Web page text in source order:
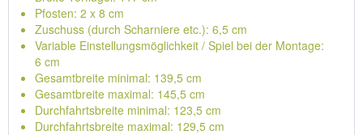
Pfosten: 2 x 8 cm
Zuschuss (durch Scharniere etc.): 6,5 cm
Variable Einstellungsmöglichkeit / Spiel bei der Montage:
6 cm
Gesamtbreite minimal: 139,5 cm
Gesamtbreite maximal: 145,5 cm
Durchfahrtsbreite minimal: 123,5 cm
Durchfahrtsbreite maximal: 129,5 cm